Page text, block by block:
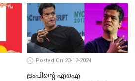
Posted On 23-12-2024
ട്രംപിന്റെ എഐ